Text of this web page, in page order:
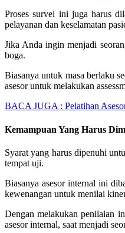
Proses survei ini juga harus
pelayanan dan keselamatan
Jika Anda ingin menjadi
boga.
Biasanya untuk masa berlaku
asesor untuk melakukan
BACA JUGA : Pelatihan
Kemampuan Yang Harus
Syarat yang harus dipenuhi
tempat uji.
Biasanya asesor internal ini
kewenangan untuk menilai
Dengan melakukan penilaian
asesor internal, saat menjadi